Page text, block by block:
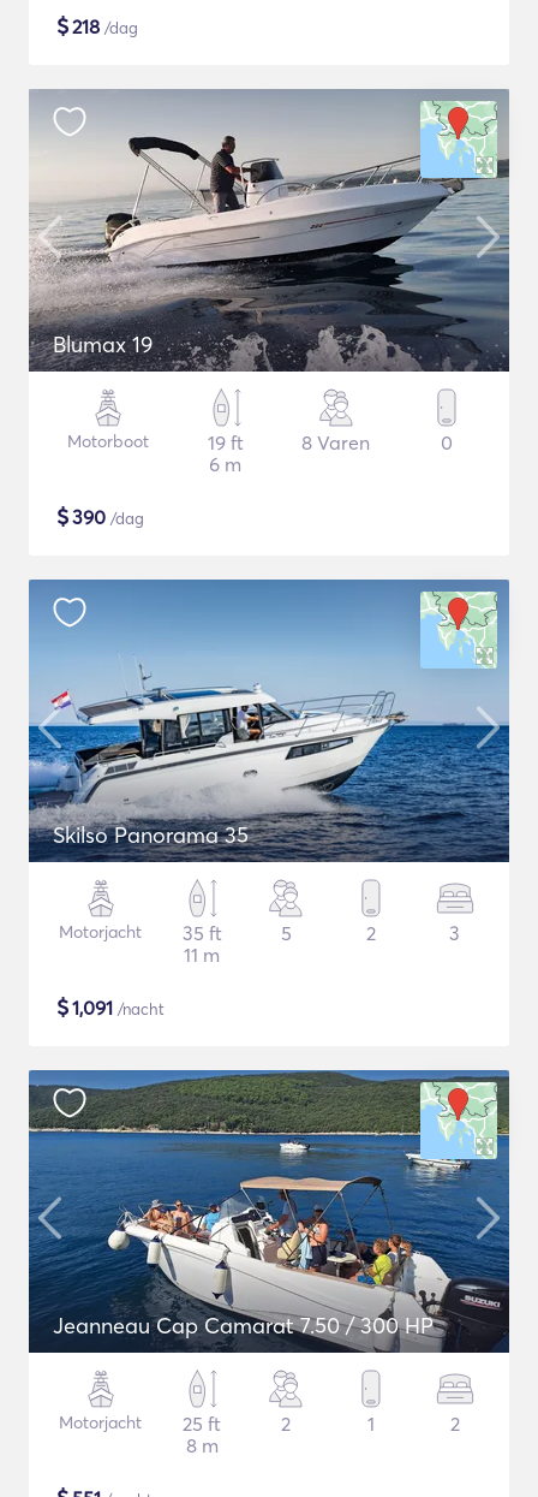
$218 /dag
Blumax 19
Motorboot
19 ft
6 m
8 Varen 0
$390 /dag
Skilso Panorama 35
Motorjacht
35 ft
11 m
5 2 3
$1,091 /nacht
Jeanneau Cap Camarat 7.50 / 300 HP
Motorjacht
25 ft
8 m
2 1 2